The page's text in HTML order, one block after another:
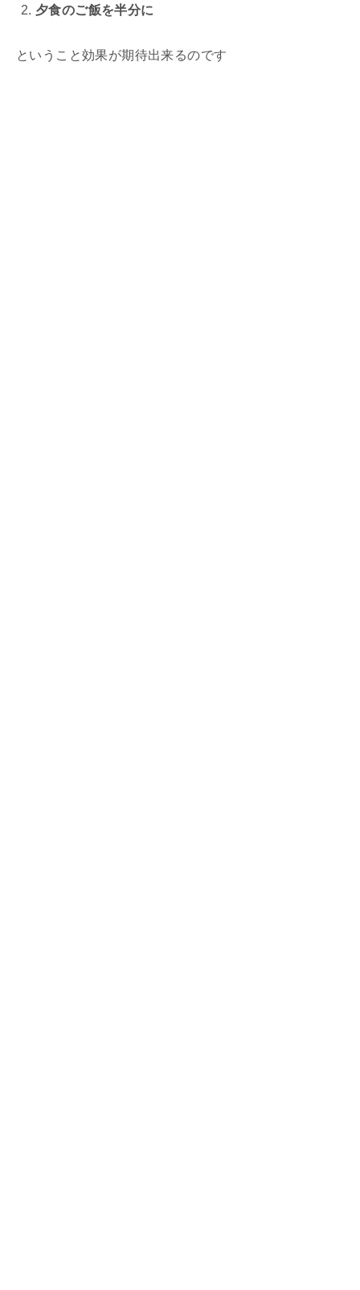
夕食のご飯を半分に
ということ効果が期待出来るのです